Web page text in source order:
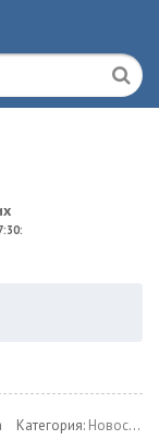
Категория: Новости